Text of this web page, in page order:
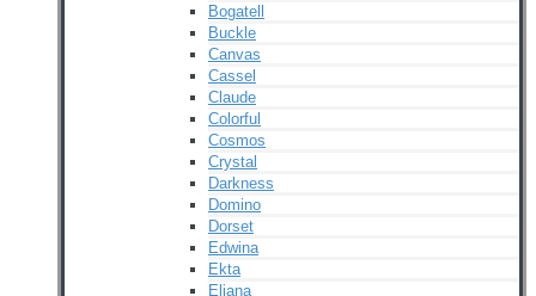
Bogatell
Buckle
Canvas
Cassel
Claude
Colorful
Cosmos
Crystal
Darkness
Domino
Dorset
Edwina
Ekta
Eliana